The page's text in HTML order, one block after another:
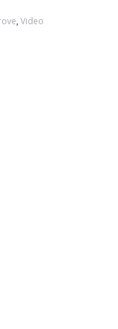
,Video